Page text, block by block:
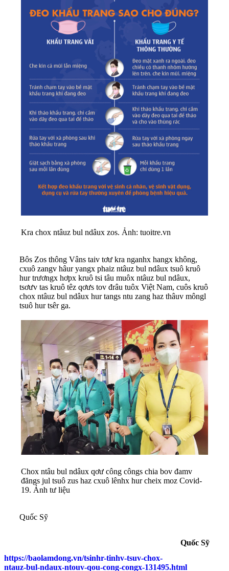
Kra chox ntâuz bul ndâux zos. Ảnh: tuoitre.vn
Bôs Zos thông Vâns taiv tơư kra nganhx hangx không,
cxuô zangv hâur yangx phaiz ntâuz bul ndâux tsuô kruô
hur trươngx hơpx kruô tsi tâu muôx ntâuz bul ndâux,
tsơưv tas kruô têz qơưs tov đrâu tuôx Việt Nam, cuôs kruô
chox ntâuz bul ndâux hur tangs ntu zang haz thâuv môngl
tsuô hur tsêr ga.
Chox ntâu bul ndâux qơư công côngs chia bov đamv
đăngs jul tsuô zus haz cxuô lênhx hur cheix moz Covid-
19. Ảnh tư liệu
Quốc Sỹ
Quốc Sỹ
https://baolamdong.vn/tsinhr-tinhv-tsuv-chox-
ntauz-bul-ndaux-ntouv-qou-cong-congx-131495.html